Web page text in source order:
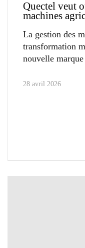
Quectel veut
machines
La gestion des
transformation
nouvelle marque
28 avril 2026